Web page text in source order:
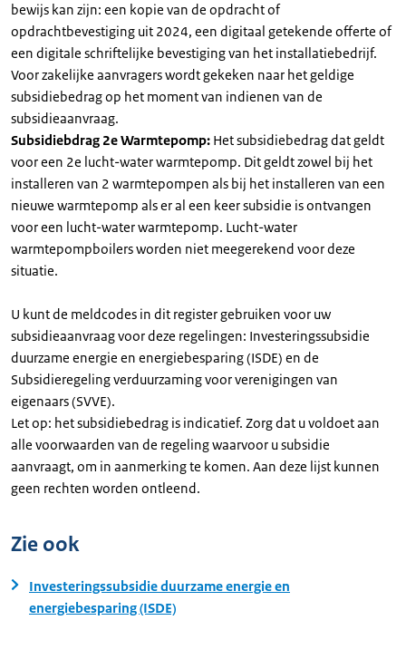
bewijs kan zijn: een kopie van de opdracht of
opdrachtbevestiging uit 2024, een digitaal getekende offerte of
een digitale schriftelijke bevestiging van het installatiebedrijf.
Voor zakelijke aanvragers wordt gekeken naar het geldige
subsidiebedrag op het moment van indienen van de
subsidieaanvraag.
Subsidiebdrag 2e Warmtepomp: Het subsidiebedrag dat geldt
voor een 2e lucht-water warmtepomp. Dit geldt zowel bij het
installeren van 2 warmtepompen als bij het installeren van een
nieuwe warmtepomp als er al een keer subsidie is ontvangen
voor een lucht-water warmtepomp. Lucht-water
warmtepompboilers worden niet meegerekend voor deze
situatie.
U kunt de meldcodes in dit register gebruiken voor uw
subsidieaanvraag voor deze regelingen: Investeringssubsidie
duurzame energie en energiebesparing (ISDE) en de
Subsidieregeling verduurzaming voor verenigingen van
eigenaars (SVVE).
Let op: het subsidiebedrag is indicatief. Zorg dat u voldoet aan
alle voorwaarden van de regeling waarvoor u subsidie
aanvraagt, om in aanmerking te komen. Aan deze lijst kunnen
geen rechten worden ontleend.
Zie ook
Investeringssubsidie duurzame energie en
energiebesparing (ISDE)